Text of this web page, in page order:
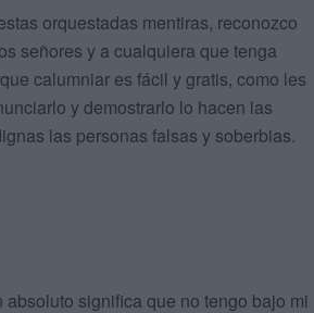
orquestadas mentiras, reconozco
señores y a cualquiera que tenga
calumniar es fácil y gratis, como les
y demostrarlo lo hacen las
las personas falsas y soberbias.
significa que no tengo bajo mi